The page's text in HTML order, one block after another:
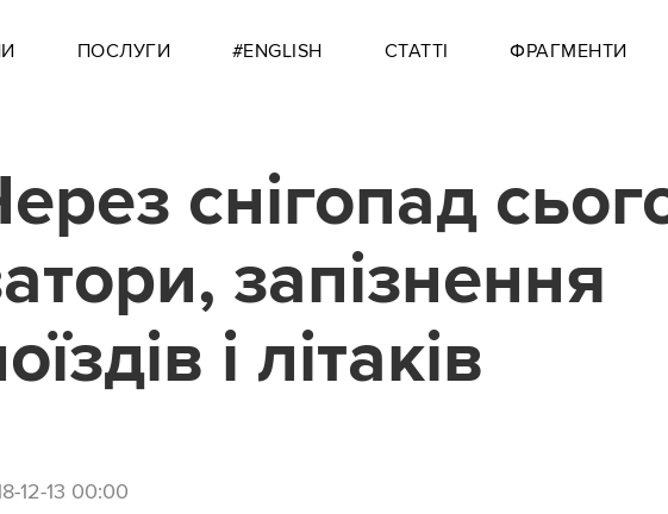
ПОСЛУГИ #ENGLISH СТАТТІ ФРАГМЕНТИ
снігопад
запізнення
і літаків
12-13 00:00